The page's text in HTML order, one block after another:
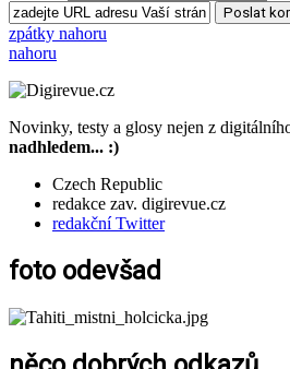
zpátky nahoru
nahoru
Novinky, testy a glosy nejen z
nadhledem... :)
Czech Republic
redakce zav. digirevue.cz
redakční Twitter
foto odevšad